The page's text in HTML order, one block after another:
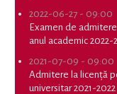
2022-06-27 - 09:00
Examen de
anul academic 2022-
2021-07-09 - 09:00
Admitere la licență
universitar 2021-2022